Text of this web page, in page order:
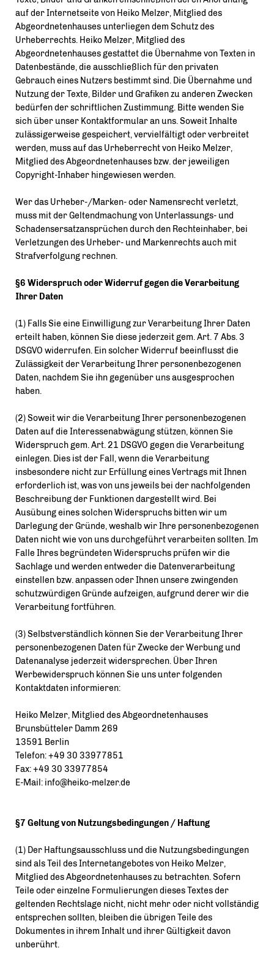
auf der Internetseite von Heiko Melzer, Mitglied des
Abgeordnetenhauses unterliegen dem Schutz des
Urheberrechts. Heiko Melzer, Mitglied des
Abgeordnetenhauses gestattet die Übernahme von Texten in
Datenbestände, die ausschließlich für den privaten
Gebrauch eines Nutzers bestimmt sind. Die Übernahme und
Nutzung der Texte, Bilder und Grafiken zu anderen Zwecken
bedürfen der schriftlichen Zustimmung. Bitte wenden Sie
sich über unser Kontaktformular an uns. Soweit Inhalte
zulässigerweise gespeichert, vervielfältigt oder verbreitet
werden, muss auf das Urheberrecht von Heiko Melzer,
Mitglied des Abgeordnetenhauses bzw. der jeweiligen
Copyright-Inhaber hingewiesen werden.
Wer das Urheber-/Marken- oder Namensrecht verletzt,
muss mit der Geltendmachung von Unterlassungs- und
Schadensersatzansprüchen durch den Rechteinhaber, bei
Verletzungen des Urheber- und Markenrechts auch mit
Strafverfolgung rechnen.
§6 Widerspruch oder Widerruf gegen die Verarbeitung
Ihrer Daten
(1) Falls Sie eine Einwilligung zur Verarbeitung Ihrer Daten
erteilt haben, können Sie diese jederzeit gem. Art. 7 Abs. 3
DSGVO widerrufen. Ein solcher Widerruf beeinflusst die
Zulässigkeit der Verarbeitung Ihrer personenbezogenen
Daten, nachdem Sie ihn gegenüber uns ausgesprochen
haben.
(2) Soweit wir die Verarbeitung Ihrer personenbezogenen
Daten auf die Interessenabwägung stützen, können Sie
Widerspruch gem. Art. 21 DSGVO gegen die Verarbeitung
einlegen. Dies ist der Fall, wenn die Verarbeitung
insbesondere nicht zur Erfüllung eines Vertrags mit Ihnen
erforderlich ist, was von uns jeweils bei der nachfolgenden
Beschreibung der Funktionen dargestellt wird. Bei
Ausübung eines solchen Widerspruchs bitten wir um
Darlegung der Gründe, weshalb wir Ihre personenbezogenen
Daten nicht wie von uns durchgeführt verarbeiten sollten. Im
Falle Ihres begründeten Widerspruchs prüfen wir die
Sachlage und werden entweder die Datenverarbeitung
einstellen bzw. anpassen oder Ihnen unsere zwingenden
schutzwürdigen Gründe aufzeigen, aufgrund derer wir die
Verarbeitung fortführen.
(3) Selbstverständlich können Sie der Verarbeitung Ihrer
personenbezogenen Daten für Zwecke der Werbung und
Datenanalyse jederzeit widersprechen. Über Ihren
Werbewiderspruch können Sie uns unter folgenden
Kontaktdaten informieren:
Heiko Melzer, Mitglied des Abgeordnetenhauses
Brunsbütteler Damm 269
13591 Berlin
Telefon: +49 30 33977851
Fax: +49 30 33977854
E-Mail: info@heiko-melzer.de
§7 Geltung von Nutzungsbedingungen / Haftung
(1) Der Haftungsausschluss und die Nutzungsbedingungen
sind als Teil des Internetangebotes von Heiko Melzer,
Mitglied des Abgeordnetenhauses zu betrachten. Sofern
Teile oder einzelne Formulierungen dieses Textes der
geltenden Rechtslage nicht, nicht mehr oder nicht vollständig
entsprechen sollten, bleiben die übrigen Teile des
Dokumentes in ihrem Inhalt und ihrer Gültigkeit davon
unberührt.